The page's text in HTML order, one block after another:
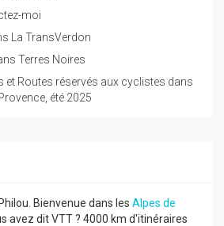
moi
La TransVerdon
Terres Noires
et Routes réservés aux cyclistes dans
été 2025
Bienvenue dans les Alpes de
avez dit VTT ? 4000 km d'itinéraires